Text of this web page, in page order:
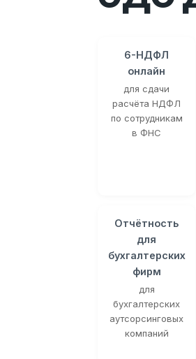
6-НДФЛ
онлайн
для сдачи
расчёта НДФЛ
по сотрудникам
в ФНС
Отчётность
для
бухгалтерских
фирм
для
бухгалтерских
аутсорсинговых
компаний